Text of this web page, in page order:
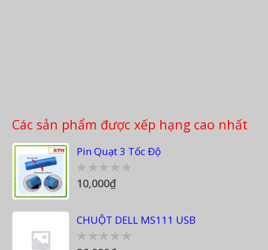
Các sản phẩm được xếp hạng cao nhất
Pin Quạt 3 Tốc Độ
0
out
10,000₫
CHUỘT DELL MS111 USB